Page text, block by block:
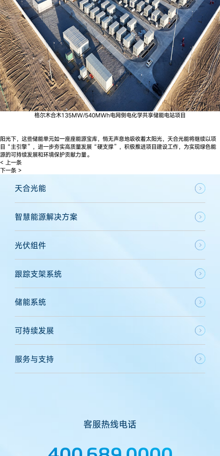
格尔木合木135MW/540MWh电网侧电化学共享储能电站项目
阳光下，这些储能单元如一座座能源宝库，悄无声息地吸收着太阳光，天合光能将继续以项
目“主引擎”，进一步夯实高质量发展“硬支撑”，积极推进项目建设工作，为实现绿色能
源的可持续发展和环境保护贡献力量。
< 上一条
下一条 >
天合光能
智慧能源解决方案
光伏组件
跟踪支架系统
储能系统
可持续发展
服务与支持
客服热线电话